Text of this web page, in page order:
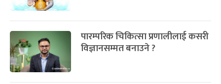
पारम्परिक चिकित्सा प्रणालीलाई कसरी
विज्ञानसम्मत बनाउने ?